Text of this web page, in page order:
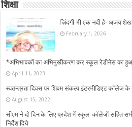
शिक्षा
ज़िंदगी भी एक नदी है- अजय
February 1, 2026
*अभिभावकों का अभिमुखीकरण कर स्कूल रेडीनेस का
April 11, 2023
स्वतन्त्रता दिवस पर शिवम संकल्प इंटरमीडिएट कॉलेज के
August 15, 2022
सीएम ने दो दिन के लिए प्रदेश में स्कूल-कॉलेजों सहित
निर्देश दिये